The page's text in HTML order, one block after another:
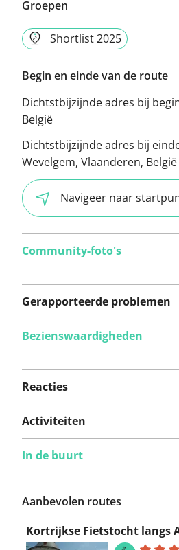
Groepen
Shortlist 2025
Begin en einde van de route
Dichtstbijzijnde adres bij
België
Dichtstbijzijnde adres bij
Wevelgem, Vlaanderen, België
Navigeer naar
Community-foto's
Gerapporteerde problemen
problemen op deze
Iets opgevallen op deze route?
Bezienswaardigheden
Reacties
Activiteiten
In de buurt
Aanbevolen routes
Kortrijkse Fietstocht langs